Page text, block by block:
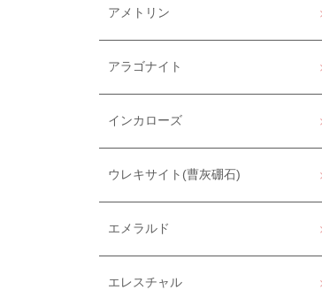
アメトリン
アラゴナイト
インカローズ
ウレキサイト(曹灰硼石)
エメラルド
エレスチャル